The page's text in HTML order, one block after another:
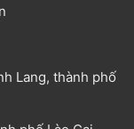
Lang, thành phố